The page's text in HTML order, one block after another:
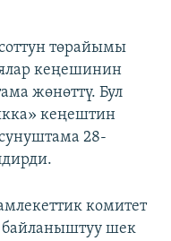
төрайымы
кеңешинин
жөнөттү. Бул
кеңештин
28-
комитет
шек